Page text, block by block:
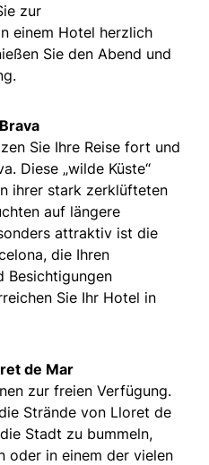
zur
einem Hotel herzlich
Sie den Abend und
Sie Ihre Reise fort und
Diese „wilde Küste“
ihrer stark zerklüfteten
auf längere
attraktiv ist die
die Ihren
Besichtigungen
Sie Ihr Hotel in
de Mar
zur freien Verfügung.
Strände von Lloret de
Stadt zu bummeln,
oder in einem der vielen